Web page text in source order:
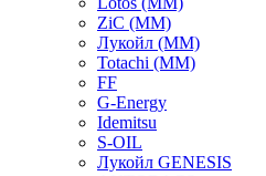
ZiC (ММ)
Лукойл (ММ)
Totachi (MM)
FF
G-Energy
Idemitsu
S-OIL
Лукойл GENESIS